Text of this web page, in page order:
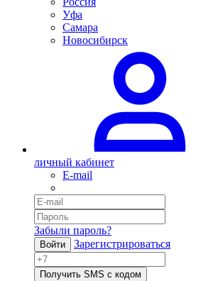
Уфа
Самара
Новосибирск
личный кабинет
E-mail
Забыли пароль?
Войти Зарегистрироваться
Получить SMS с кодом